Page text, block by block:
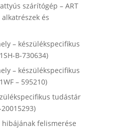
szárítógép – ART
és
– készülékspecifikus
B-730634)
– készülékspecifikus
– 595210)
tudástár
felismerése